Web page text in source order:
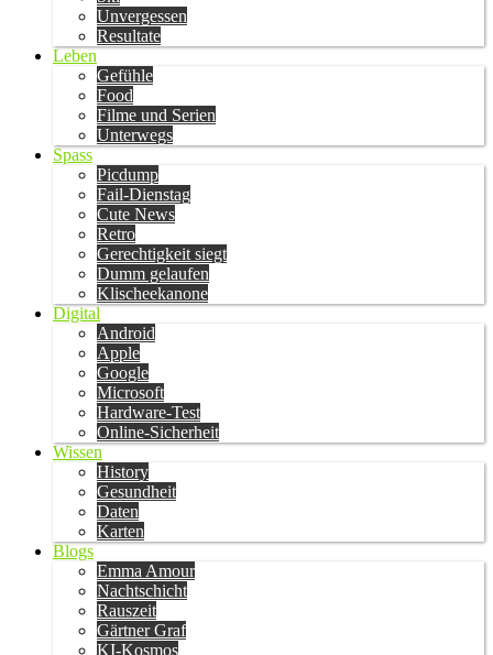
Unvergessen
Resultate
Leben
Gefühle
Food
Filme und Serien
Unterwegs
Spass
Picdump
Fail-Dienstag
Cute News
Retro
Gerechtigkeit siegt
Dumm gelaufen
Klischeekanone
Digital
Android
Apple
Google
Microsoft
Hardware-Test
Online-Sicherheit
Wissen
History
Gesundheit
Daten
Karten
Blogs
Emma Amour
Nachtschicht
Rauszeit
Gärtner Graf
KI-Kosmos